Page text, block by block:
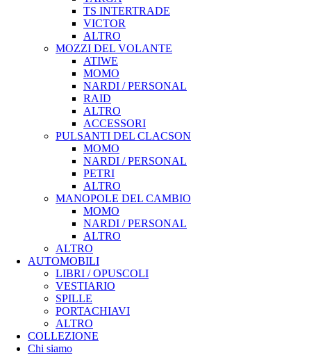
TS INTERTRADE
VICTOR
ALTRO
MOZZI DEL VOLANTE
ATIWE
MOMO
NARDI / PERSONAL
RAID
ALTRO
ACCESSORI
PULSANTI DEL CLACSON
MOMO
NARDI / PERSONAL
PETRI
ALTRO
MANOPOLE DEL CAMBIO
MOMO
NARDI / PERSONAL
ALTRO
ALTRO
AUTOMOBILI
LIBRI / OPUSCOLI
VESTIARIO
SPILLE
PORTACHIAVI
ALTRO
COLLEZIONE
Chi siamo